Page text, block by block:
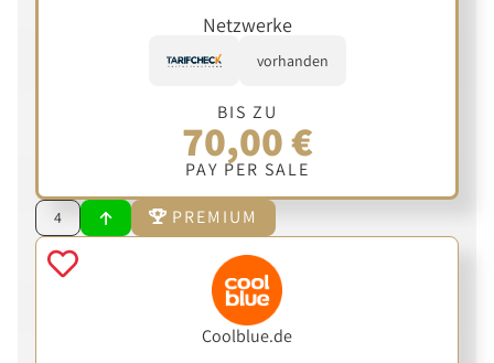
Netzwerke
vorhanden
BIS ZU
70,00 €
PAY PER SALE
4 PREMIUM
Coolblue.de